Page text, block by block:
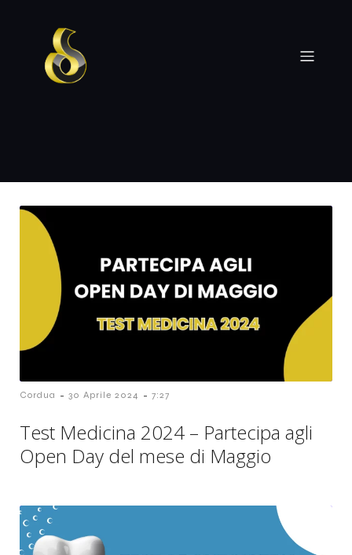
Cordua - 30 Aprile 2024 - 7:27
Test Medicina 2024 – Partecipa agli
Open Day del mese di Maggio